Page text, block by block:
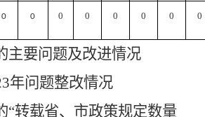
0 0 0 0 0 0 0 0
主要问题及改进情况
年问题整改情况
“转载省、市政策规定数量